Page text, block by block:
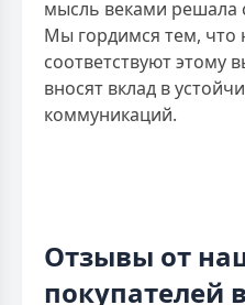
мысль веками решала
Мы гордимся тем,
соответствуют этому
вносят вклад в
коммуникаций.
Отзывы от
покупателей